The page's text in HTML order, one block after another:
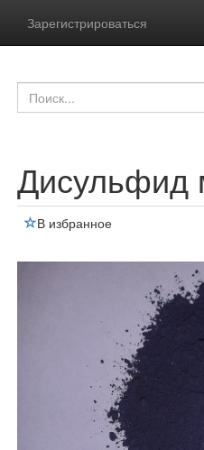
Зарегистрироваться
Дисульфид
В избранное